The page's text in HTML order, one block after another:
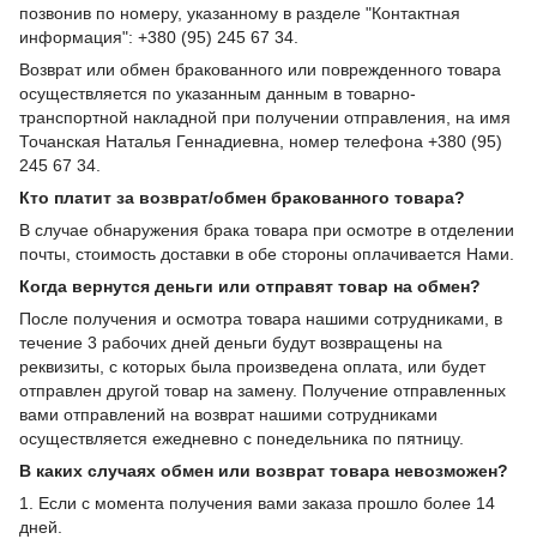
позвонив по номеру, указанному в разделе "Контактная
информация": +380 (95) 245 67 34.
Возврат или обмен бракованного или поврежденного товара
осуществляется по указанным данным в товарно-
транспортной накладной при получении отправления, на имя
Точанская Наталья Геннадиевна, номер телефона +380 (95)
245 67 34.
Кто платит за возврат/обмен бракованного товара?
В случае обнаружения брака товара при осмотре в отделении
почты, стоимость доставки в обе стороны оплачивается Нами.
Когда вернутся деньги или отправят товар на обмен?
После получения и осмотра товара нашими сотрудниками, в
течение 3 рабочих дней деньги будут возвращены на
реквизиты, с которых была произведена оплата, или будет
отправлен другой товар на замену. Получение отправленных
вами отправлений на возврат нашими сотрудниками
осуществляется ежедневно с понедельника по пятницу.
В каких случаях обмен или возврат товара невозможен?
1. Если с момента получения вами заказа прошло более 14
дней.